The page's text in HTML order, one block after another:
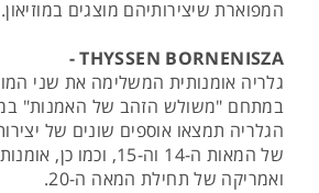
המפוארת שיצירותיהם מוצגים במוזיאון.
THYSSEN BORNENISZA -
גלריה אומנותית המשלימה את שני
במתחם "משולש הזהב של האמנות"
הגלריה תמצאו אוספים שונים של
של המאות ה-14 וה-15,
ואמריקה של תחילת המאה ה-20.